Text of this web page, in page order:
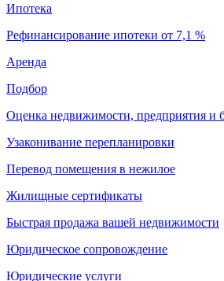
Ипотека
Рефинансирование ипотеки от 7,1 %
Аренда
Подбор
Оценка недвижимости, предприятия и
Узаконивание перепланировки
Перевод помещения в нежилое
Жилищные сертификаты
Быстрая продажа вашей недвижимости
Юридическое сопровождение
Юридические услуги